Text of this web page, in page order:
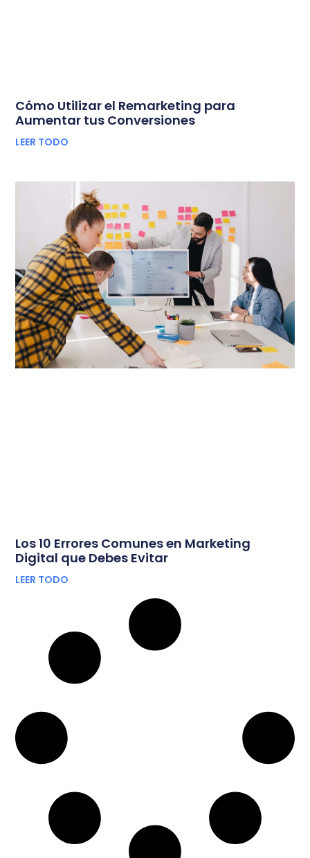
Cómo Utilizar el Remarketing para
Aumentar tus Conversiones
LEER TODO
Los 10 Errores Comunes en Marketing
Digital que Debes Evitar
LEER TODO